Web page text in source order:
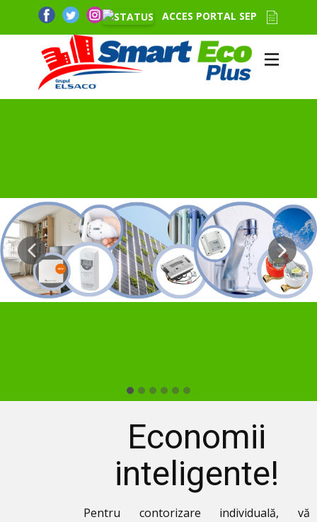
ACCES PORTAL SEP
Economii
inteligente!
Pentru contorizare individuală, vă